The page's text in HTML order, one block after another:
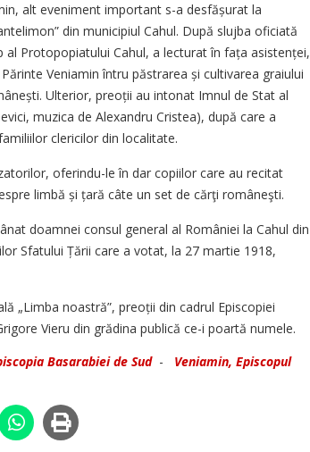
alt eve­niment important s-a desfă­șurat la
din municipiul Cahul. După slujba oficiată
Protopopiatului Cahul, a lecturat în fața asistenței,
Veniamin întru păstrarea și cultivarea graiului
Ulterior, preoții au intonat Imnul de Stat al
muzica de Alexandru Cristea), după care a
clericilor din localitate.
oferindu-le în dar copiilor care au recitat
limbă și țară câte un set de cărţi româneşti.
doamnei consul general al României la Cahul din
Sfatului Țării care a votat, la 27 martie 1918,
„Limba noastră”, preoții din cadrul Episcopiei
Vieru din grădina publică ce-i poartă numele.
Basarabiei de Sud- Veniamin, Episcopul